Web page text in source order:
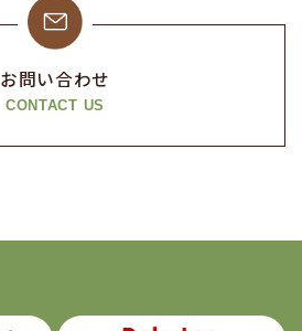
お問い合わせ
CONTACT US